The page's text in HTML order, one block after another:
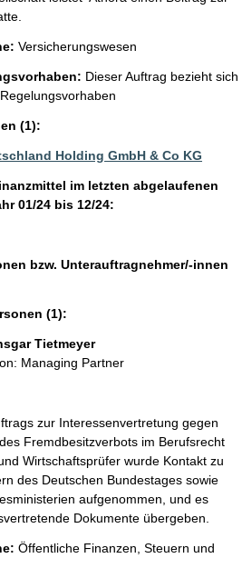
Versicherungswesen
Dieser Auftrag bezieht sich
(1):
Holding GmbH & Co KG
im letzten abgelaufenen
01/24 bis 12/24:
bzw. Unterauftragnehmer/-innen
(1):
Tietmeyer
Managing Partner
zur Interessenvertretung gegen
Fremdbesitzverbots im Berufsrecht
Wirtschaftsprüfer wurde Kontakt zu
des Deutschen Bundestages sowie
aufgenommen, und es
Dokumente übergeben.
Öffentliche Finanzen, Steuern und